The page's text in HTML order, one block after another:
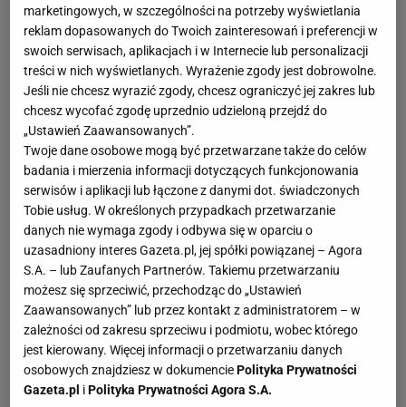
marketingowych, w szczególności na potrzeby wyświetlania
reklam dopasowanych do Twoich zainteresowań i preferencji w
swoich serwisach, aplikacjach i w Internecie lub personalizacji
treści w nich wyświetlanych. Wyrażenie zgody jest dobrowolne.
Jeśli nie chcesz wyrazić zgody, chcesz ograniczyć jej zakres lub
chcesz wycofać zgodę uprzednio udzieloną przejdź do
„Ustawień Zaawansowanych”.
Twoje dane osobowe mogą być przetwarzane także do celów
badania i mierzenia informacji dotyczących funkcjonowania
serwisów i aplikacji lub łączone z danymi dot. świadczonych
Tobie usług. W określonych przypadkach przetwarzanie
danych nie wymaga zgody i odbywa się w oparciu o
uzasadniony interes Gazeta.pl, jej spółki powiązanej – Agora
S.A. – lub Zaufanych Partnerów. Takiemu przetwarzaniu
możesz się sprzeciwić, przechodząc do „Ustawień
Zaawansowanych” lub przez kontakt z administratorem – w
zależności od zakresu sprzeciwu i podmiotu, wobec którego
jest kierowany. Więcej informacji o przetwarzaniu danych
osobowych znajdziesz w dokumenciePolityka Prywatności
Gazeta.pl iPolityka Prywatności Agora S.A.